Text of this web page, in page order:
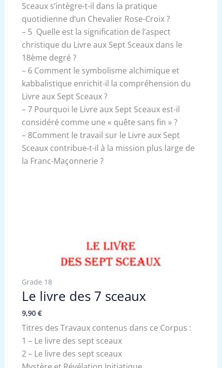
Sceaux s’intègre-t-il dans la pratique
quotidienne d’un Chevalier Rose-Croix ?
– 5 Quelle est la signification de l’aspect
christique du Livre aux Sept Sceaux dans le
18ème degré ?
– 6 Comment le symbolisme alchimique et
kabbalistique enrichit-il la compréhension du
Livre aux Sept Sceaux ?
– 7 Pourquoi le Livre aux Sept Sceaux est-il
considéré comme une « quête sans fin » ?
– 8Comment le travail sur le Livre aux Sept
Sceaux contribue-t-il à la mission plus large de
la Franc-Maçonnerie ?
Grade 18
Le livre des 7 sceaux
9,90 €
Titres des Travaux contenus dans ce Corpus :
1 – Le livre des sept sceaux
2 – Le livre des sept sceaux